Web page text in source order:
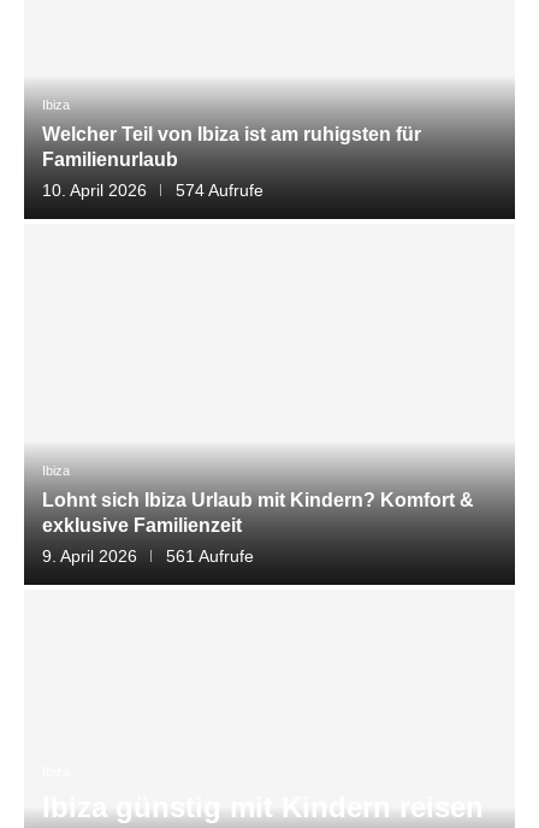
Ibiza
Welcher Teil von Ibiza ist am ruhigsten für
Familienurlaub
10. April 2026 574 Aufrufe
Ibiza
Lohnt sich Ibiza Urlaub mit Kindern? Komfort &
exklusive Familienzeit
9. April 2026 561 Aufrufe
Ibiza günstig mit Kindern reisen